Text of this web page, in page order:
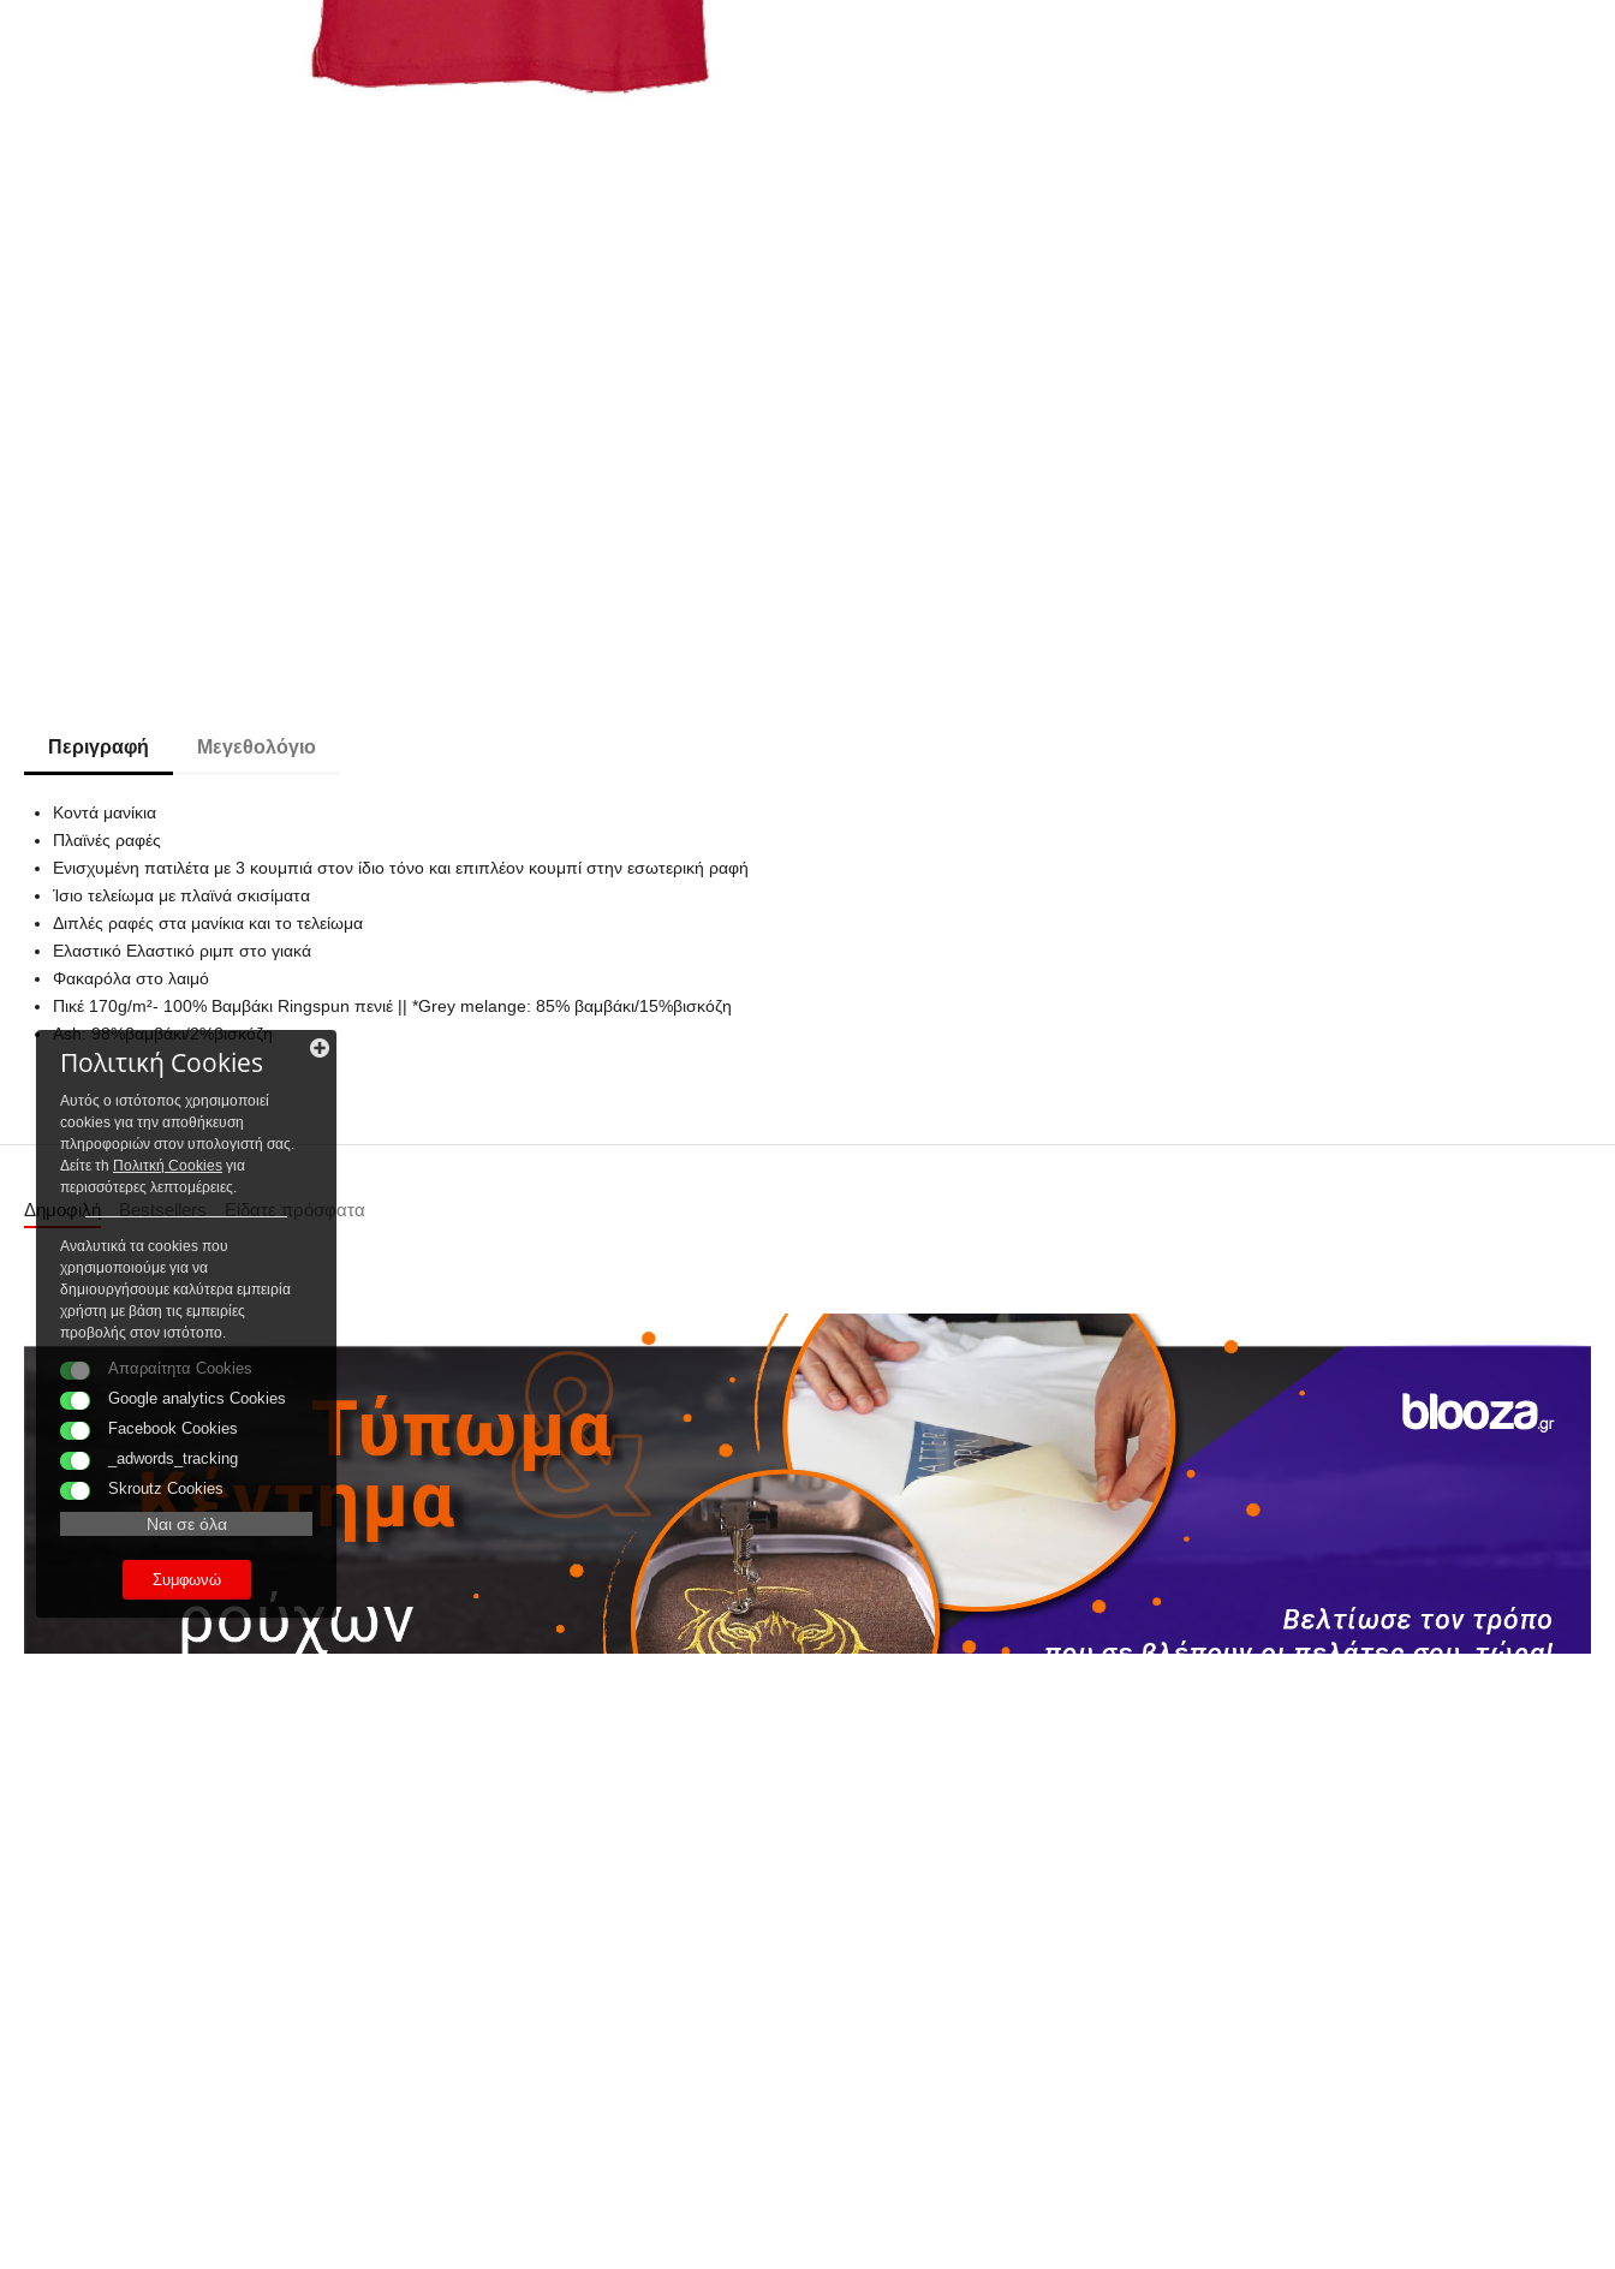
Περιγραφή Μεγεθολόγιο
Κοντά μανίκια
Πλαϊνές ραφές
Ενισχυμένη πατιλέτα με 3 κουμπιά στον ίδιο τόνο και επιπλέον κουμπί στην εσωτερική ραφή
Ίσιο τελείωμα με πλαϊνά σκισίματα
Διπλές ραφές στα μανίκια και το τελείωμα
Ελαστικό Ελαστικό ριμπ στο γιακά
Φακαρόλα στο λαιμό
Πικέ 170g/m²- 100% Βαμβάκι Ringspun πενιέ || *Grey melange: 85% βαμβάκι/15%βισκόζη
Ash: 98%βαμβάκι/2%βισκόζη
Δημοφιλή Bestsellers Είδατε πρόσφατα
Πολιτική Cookies
Αυτός ο ιστότοπος χρησιμοποιεί
cookies για την αποθήκευση
πληροφοριών στον υπολογιστή σας.
Δείτε τh Πολιτκή Cookies για
περισσότερες λεπτομέρειες.
Αναλυτικά τα cookies που
χρησιμοποιούμε για να
δημιουργήσουμε καλύτερα εμπειρία
χρήστη με βάση τις εμπειρίες
προβολής στον ιστότοπο.
Απαραίτητα Cookies
Google analytics Cookies
Facebook Cookies
_adwords_tracking
Skroutz Cookies
Ναι σε όλα
Συμφωνώ